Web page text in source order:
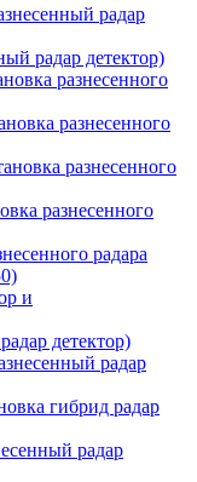
радар
радар детектор)
разнесенного
разнесенного
разнесенного
разнесенного
радара
и
детектор)
радар
гибрид радар
радар